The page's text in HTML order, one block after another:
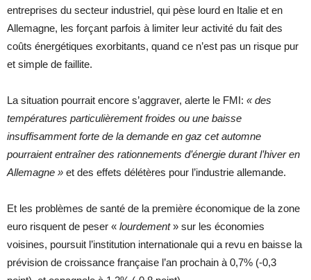
entreprises du secteur industriel, qui pèse lourd en Italie et en
Allemagne, les forçant parfois à limiter leur activité du fait des
coûts énergétiques exorbitants, quand ce n’est pas un risque pur
et simple de faillite.
La situation pourrait encore s’aggraver, alerte le FMI: « des
températures particulièrement froides ou une baisse
insuffisamment forte de la demande en gaz cet automne
pourraient entraîner des rationnements d’énergie durant l’hiver en
Allemagne » et des effets délétères pour l’industrie allemande.
Et les problèmes de santé de la première économique de la zone
euro risquent de peser « lourdement» sur les économies
voisines, poursuit l’institution internationale qui a revu en baisse la
prévision de croissance française l’an prochain à 0,7% (-0,3